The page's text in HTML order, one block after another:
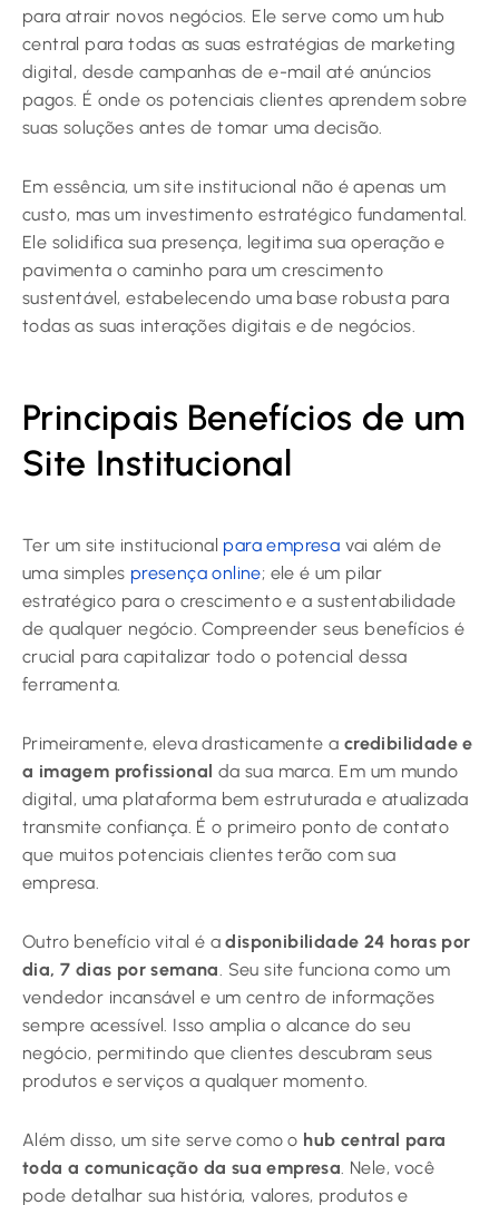
para atrair novos negócios. Ele serve como um hub
central para todas as suas estratégias de marketing
digital, desde campanhas de e-mail até anúncios
pagos. É onde os potenciais clientes aprendem sobre
suas soluções antes de tomar uma decisão.
Em essência, um site institucional não é apenas um
custo, mas um investimento estratégico fundamental.
Ele solidifica sua presença, legitima sua operação e
pavimenta o caminho para um crescimento
sustentável, estabelecendo uma base robusta para
todas as suas interações digitais e de negócios.
Principais Benefícios de um
Site Institucional
Ter um site institucional para empresa vai além de
uma simples presença online; ele é um pilar
estratégico para o crescimento e a sustentabilidade
de qualquer negócio. Compreender seus benefícios é
crucial para capitalizar todo o potencial dessa
ferramenta.
Primeiramente, eleva drasticamente a credibilidade e
a imagem profissional da sua marca. Em um mundo
digital, uma plataforma bem estruturada e atualizada
transmite confiança. É o primeiro ponto de contato
que muitos potenciais clientes terão com sua
empresa.
Outro benefício vital é adisponibilidade 24 horas por
dia, 7 dias por semana . Seu site funciona como um
vendedor incansável e um centro de informações
sempre acessível. Isso amplia o alcance do seu
negócio, permitindo que clientes descubram seus
produtos e serviços a qualquer momento.
Além disso, um site serve como o hub central para
toda a comunicação da sua empresa . Nele, você
pode detalhar sua história, valores, produtos e